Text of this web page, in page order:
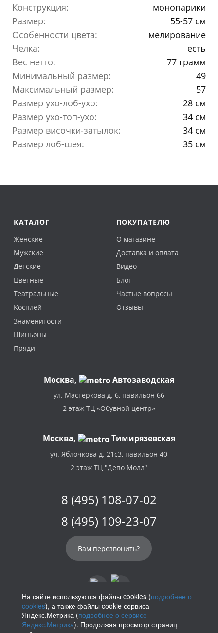
Конструкция:
монопарики
Размер:
55-57 см
Особенности цвета:
мелирование
Челка:
есть
Вес нетто:
77 грамм
Минимальный размер:
49
Максимальный размер:
57
Размер ухо-лоб-ухо:
28 см
Размер ухо-топ-ухо:
34 см
Размер височки-затылок:
34 см
Размер лоб-шея:
35 см
КАТАЛОГ
Женские
Мужские
Детские
Цветные
Театральные
Косплей
Знаменитости
Шиньоны
Пряди
ПОКУПАТЕЛЮ
О магазине
Доставка и оплата
Видео
Блог
Частые вопросы
Отзывы
Москва, Автозаводская
ул. Мастеркова д. 6, павильон 66
2 этаж ТЦ «Обувной центр»
Москва, Тимирязевская
ул. Яблочкова д. 21с3, павильон 40
2 этаж ТЦ "Депо Молл"
8 (495) 108-07-02
8 (495) 109-23-07
Вам перезвонить?
info@parikof.ru
На сайте используются файлы cookies (подробнее о
cookies), а также файлы cookie сервиса
Яндекс.Метрика (подробнее о сервисе
Яндекс.Метрика). Продолжая просмотр страниц